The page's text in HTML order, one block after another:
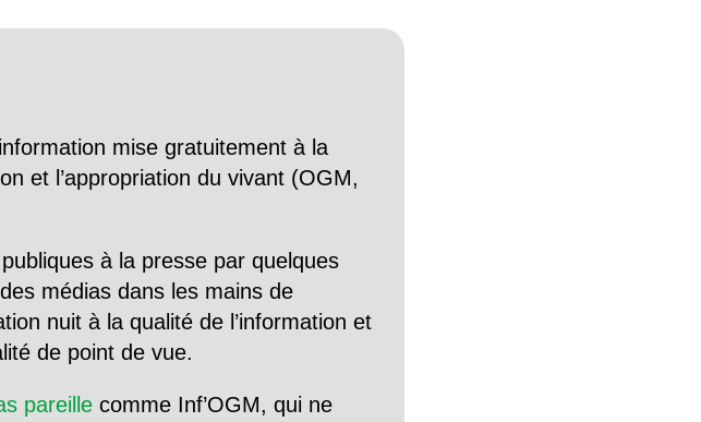
mise gratuitement à la
et l’appropriation du vivant (OGM,
à la presse par quelques
médias dans les mains de
nuit à la qualité de l’information et
de point de vue.
pareille comme Inf’OGM, qui ne